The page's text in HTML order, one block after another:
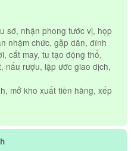
sớ, nhận phong tước vị, họp
nhậm chức, gặp dân, đính
cắt may, tu tạo động thổ,
nấu rượu, lập ước giao dịch,
mở kho xuất tiền hàng, xếp